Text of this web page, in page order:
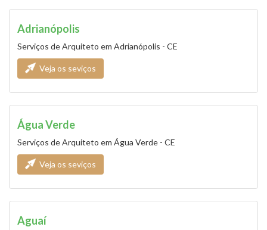
Adrianópolis
Serviços de Arquiteto em Adrianópolis - CE
Veja os seviços
Água Verde
Serviços de Arquiteto em Água Verde - CE
Veja os seviços
Aguaí